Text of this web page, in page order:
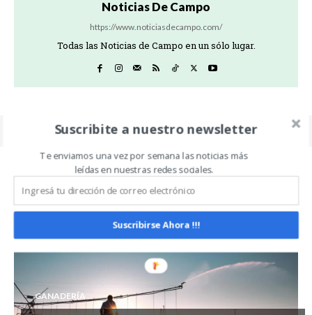
Noticias De Campo
https://www.noticiasdecampo.com/
Todas las Noticias de Campo en un sólo lugar.
Related Articles
GANADERÍA
Suscribite a nuestro newsletter
Te enviamos una vez por semana las noticias más
leídas en nuestras redes sociales.
Suscribirse Ahora !!!